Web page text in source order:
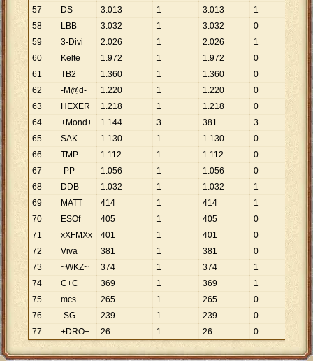
57
DS 3.013 1 3.013 1 3 013
58
LBB 3.032 1 3.032
0
59
3-Divi 2.026 1 2.026 1 .
60
Kelte 1.972 1 1.972
0
61
TB2 1.360 1 1.360
0
62
-M@d- 1.220 1 1.220
0
63
HEXER 1.218 1 1.218
0
64
+Mond+ 1.144 3 381 3
381
65
SAK 1.130 1 1.130
0
66
TMP 1.112 1 1.112
0
67
-PP- 1.056 1 1.056
0
68
DDB 1.032 1 1.032 1 .
032
69
MATT 414 1 414 1
70
ESOf 405 1 405
0
71
xXFMXx 401 1 401
0
72
Viva 381 1 381
0
73
~WKZ~ 374 1 374 1
74
C+C 369 1 369 1
369
75
mcs 265 1 265
0
76
-SG- 239 1 239
0
77
+DRO+ 26 1 26 0